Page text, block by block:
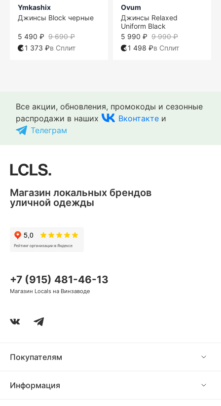
Ymkashix
Джинсы Block черные
9 690 ₽
5 490 ₽
1 373 ₽в Сплит
Ovum
Джинсы Relaxed
Uniform Black
9 990 ₽
5 990 ₽
1 498 ₽в Сплит
Все акции, обновления, промокоды и сезонные
распродажи в наших
Вконтакте и
Телеграм
Покупателям
Информация
+7 (915) 481-46-13
Магазин Locals на Винзаводе
Магазин локальных брендов
уличной одежды